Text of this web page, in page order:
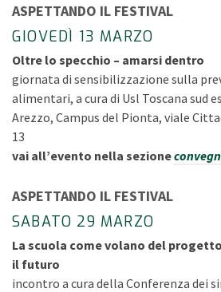
ASPETTANDO IL FESTIVAL
GIOVEDÌ 13 MARZO
Oltre lo specchio – amarsi dentro
giornata di sensibilizzazione sulla
alimentari, a cura di Usl Toscana sud
Arezzo, Campus del Pionta, viale
13
vai all’evento nella sezione
ASPETTANDO IL FESTIVAL
SABATO 29 MARZO
La scuola come volano del
il futuro
incontro a cura della Conferenza dei